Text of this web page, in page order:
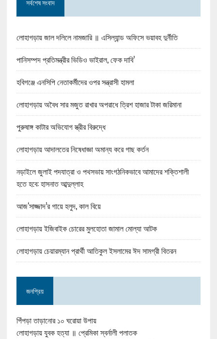
সর্বশেষ সংবাদ
লোহাগড়ায় জাল দলিলে নামজারি ॥ এসিল্যান্ড অফিসে ভয়াবহ দুর্নীতি
পানিসম্পদ প্রতিমন্ত্রীর ভিডিও ভাইরাল, ফেক দাবি’
হবিগঞ্জে এনসিপি নেতাকর্মীদের ওপর সন্ত্রাসী হামলা
লোহাগড়ায় অবৈধ সার মজুত রাখার অপরাধে ত্রিশ হাজার টাকা জরিমানা
পুরুষাঙ্গ কাটার অভিযোগ স্ত্রীর বিরুদ্ধে
লোহাগড়ায় আদালতের নিষেধাজ্ঞা অমান্য করে গাছ কর্তন
নড়াইলে জুলাই পদযাত্রা ও পথসভায় সাংগঠনিকভাবে আমাদের শক্তিশালী
হতে হবে: হাসনাত আব্দুল্লাহ
আজ‘সাজ্জাদ’র গায়ে হলুদ, কাল বিয়ে
লোহাগড়ায় ইজিবাইক চোরের মুলহোতা জামাল মোল্যা আটক
লোহাগড়ায় চেয়ারম্যান প্রার্থী আতিকুল ইসলামের ঈদ সামগ্রী বিতরন
জনপ্রিয়
পিঁপড়া তাড়ানোর ১০ ঘরোয়া উপায়
লোহাগড়ায় যুবক হত্যা ॥ প্রেমিকা স্বর্নালী পলাতক